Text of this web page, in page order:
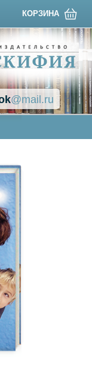
КОРЗИНА
@mail.ru